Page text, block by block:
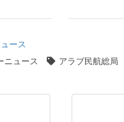
ース
ニュース アラブ民航総局